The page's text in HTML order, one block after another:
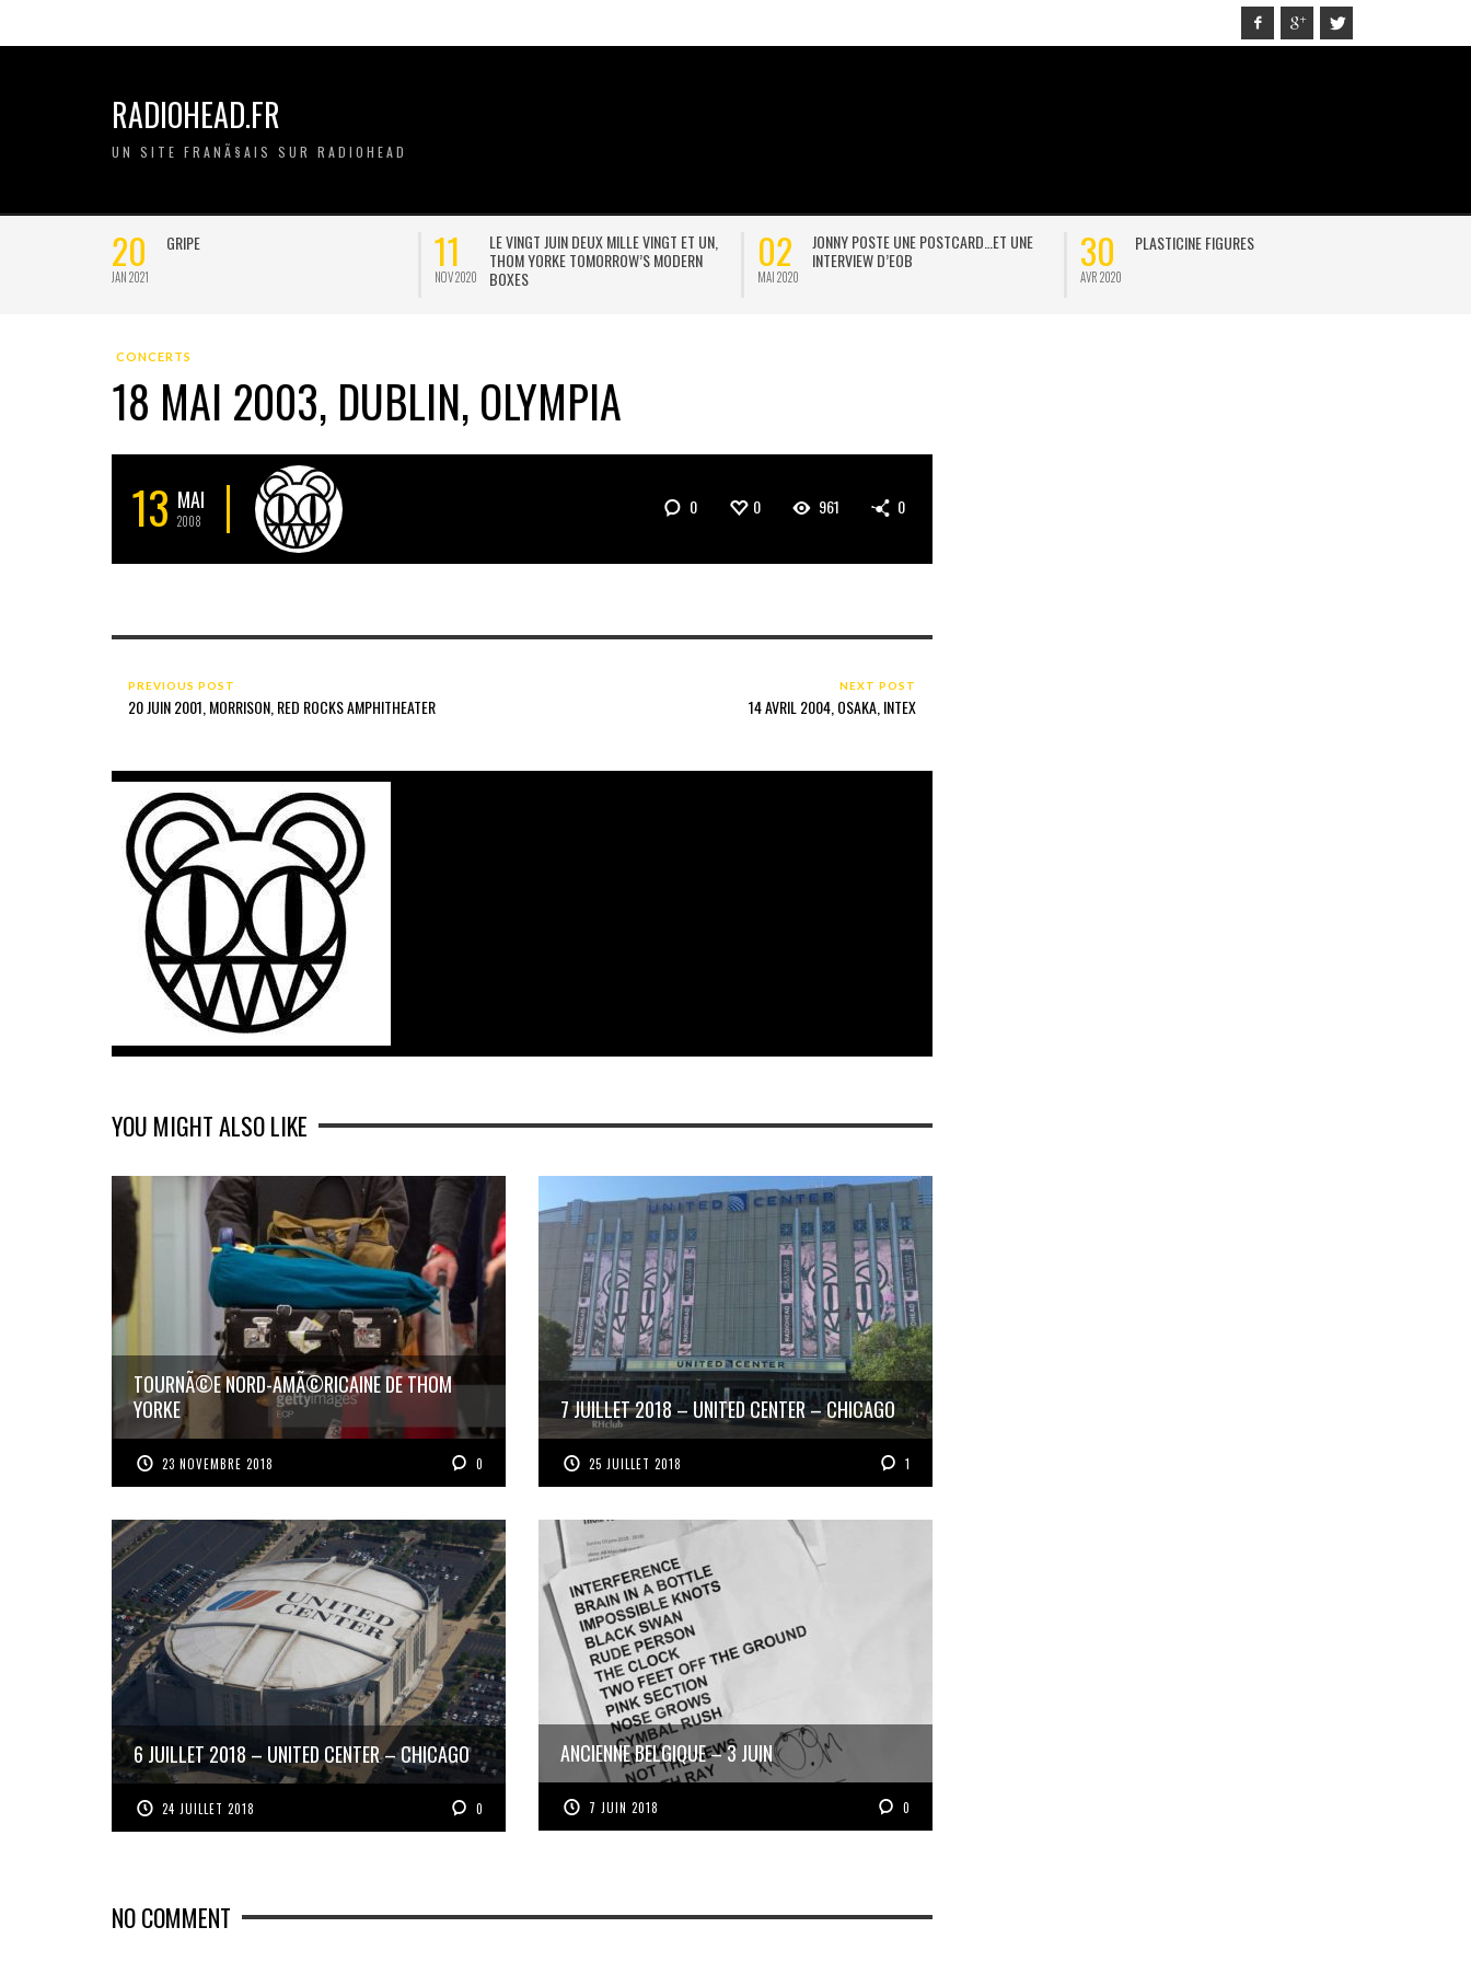
RADIOHEAD.FR
UN SITE FRANÃ§AIS SUR RADIOHEAD
20
JAN 2021
GRIPE 11
NOV 2020
LE VINGT JUIN DEUX MILLE VINGT ET UN,
THOM YORKE TOMORROW’S MODERN
BOXES
02
MAI 2020
JONNY POSTE UNE POSTCARD…ET UNE
INTERVIEW D’EOB
30
AVR 2020
PLASTICINE FIGURES
CONCERTS
18 MAI 2003, DUBLIN, OLYMPIA
13 MAI
2008
0 0 961 0
PREVIOUS POST
20 JUIN 2001, MORRISON, RED ROCKS AMPHITHEATER
NEXT POST
14 AVRIL 2004, OSAKA, INTEX
YOU MIGHT ALSO LIKE
TOURNÃ©E NORD-AMÃ©RICAINE DE THOM
YORKE
23 NOVEMBRE 2018 0
7 JUILLET 2018 – UNITED CENTER – CHICAGO
25 JUILLET 2018 1
6 JUILLET 2018 – UNITED CENTER – CHICAGO
24 JUILLET 2018 0
ANCIENNE BELGIQUE – 3 JUIN
7 JUIN 2018 0
NO COMMENT